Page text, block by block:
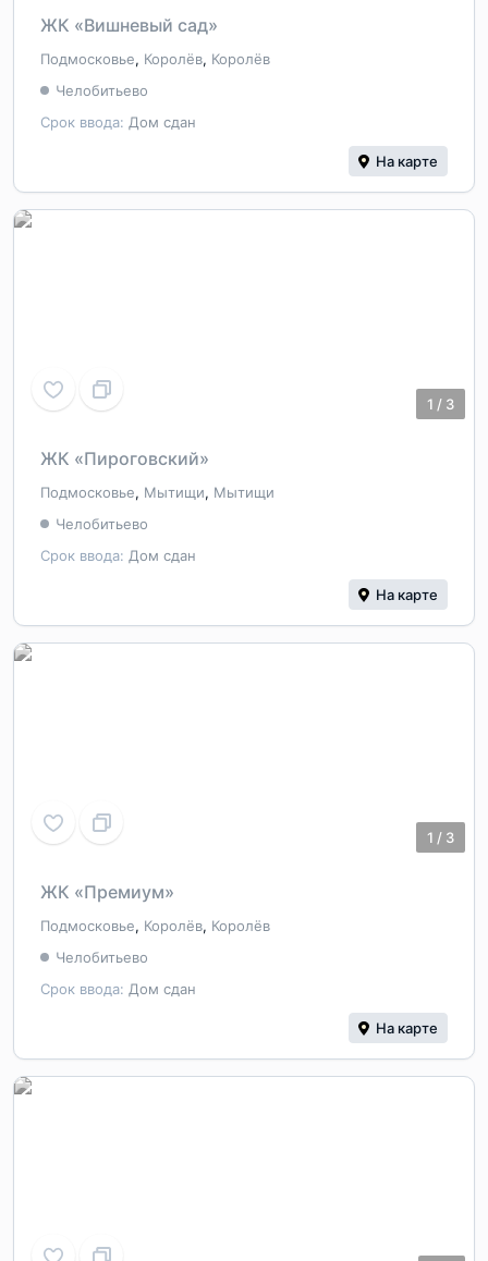
ЖК «Вишневый сад»
Подмосковье, Королёв, Королёв
Срок ввода: Дом сдан
Челобитьево
На карте
1 / 3
ЖК «Пироговский»
Подмосковье, Мытищи, Мытищи
Срок ввода: Дом сдан
Челобитьево
На карте
1 / 3
ЖК «Премиум»
Подмосковье, Королёв, Королёв
Срок ввода: Дом сдан
Челобитьево
На карте